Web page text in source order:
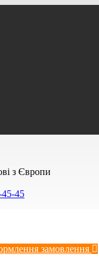
з Європи
45
замовлення